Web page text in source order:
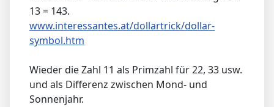
13 = 143.
www.interessantes.at/dollartrick/dollar-
symbol.htm
Wieder die Zahl 11 als Primzahl für 22, 33 usw.
und als Differenz zwischen Mond- und
Sonnenjahr.